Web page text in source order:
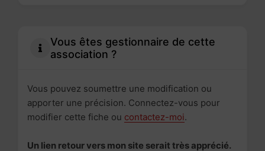
Vous êtes gestionnaire de cette
association ?
Vous pouvez soumettre une modification ou
apporter une précision. Connectez-vous pour
modifier cette fiche ou contactez-moi.
Un lien retour vers mon site serait très apprécié.